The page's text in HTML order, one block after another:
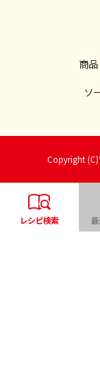
商
ソ
Copyright
レシピ検索